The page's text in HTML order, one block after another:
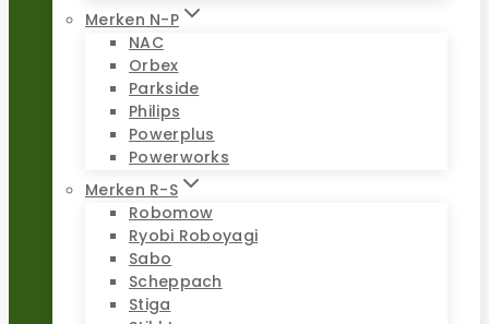
Merken N-P
NAC
Orbex
Parkside
Philips
Powerplus
Powerworks
Merken R-S
Robomow
Ryobi Roboyagi
Sabo
Scheppach
Stiga